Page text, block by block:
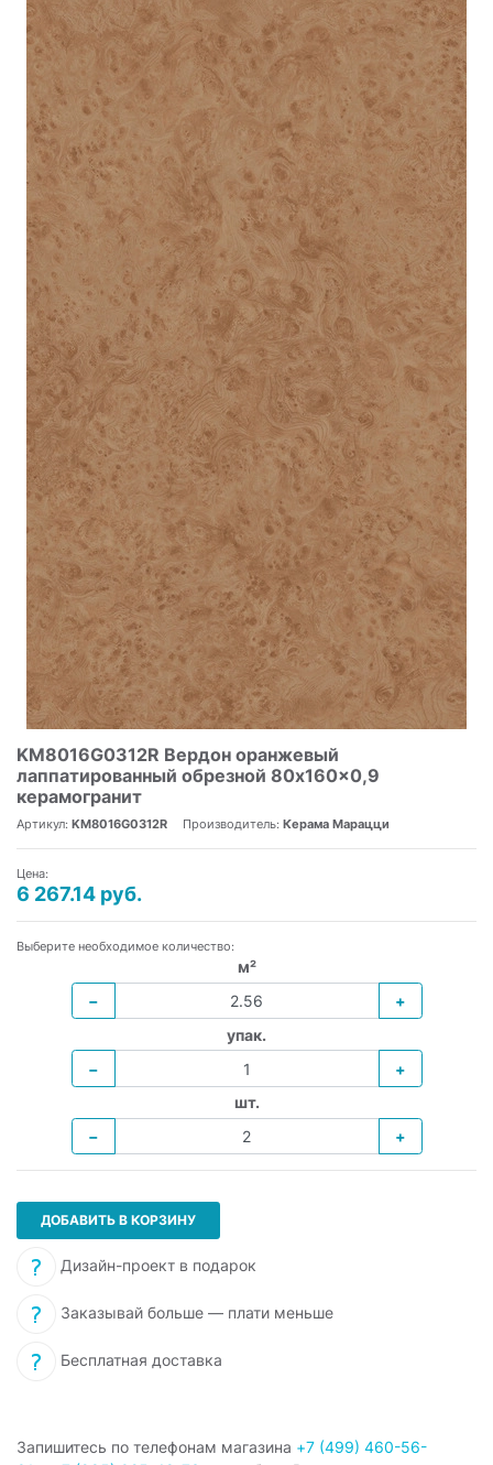
KM8016G0312R Вердон оранжевый
лаппатированный обрезной 80x160x0,9
керамогранит
Артикул: KM8016G0312R Производитель: Керама Марацци
Цена:
6 267.14 руб.
Выберите необходимое количество:
м²
−
+
упак.
−
+
шт.
−
+
ДОБАВИТЬ В КОРЗИНУ
Дизайн-проект в подарок
Заказывай больше — плати меньше
Бесплатная доставка
Запишитесь по телефонам магазина +7 (499) 460-56-